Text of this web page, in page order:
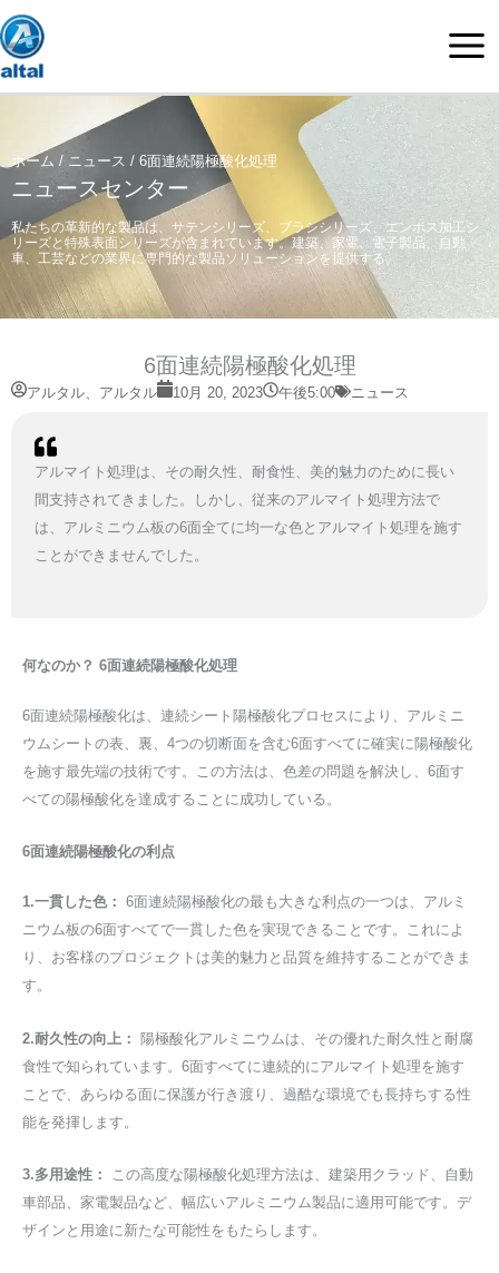
内
容
を
ス
ホーム / ニュース / 6面連続陽極酸化処理
ニュースセンター
私たちの革新的な製品は、サテンシリーズ、ブラシシリーズ、エンボス加工シ
リーズと特殊表面シリーズが含まれています。建築、家電、電子製品、自動
車、工芸などの業界に専門的な製品ソリューションを提供する。
6面連続陽極酸化処理
アルタル、アルタル 10月 20, 2023 午後5:00 ニュース
アルマイト処理は、その耐久性、耐食性、美的魅力のために長い
間支持されてきました。しかし、従来のアルマイト処理方法で
は、アルミニウム板の6面全てに均一な色とアルマイト処理を施す
ことができませんでした。
何なのか？ 6面連続陽極酸化処理
6面連続陽極酸化は、連続シート陽極酸化プロセスにより、アルミニ
ウムシートの表、裏、4つの切断面を含む6面すべてに確実に陽極酸化
を施す最先端の技術です。この方法は、色差の問題を解決し、6面す
べての陽極酸化を達成することに成功している。
6面連続陽極酸化の利点
1.一貫した色： 6面連続陽極酸化の最も大きな利点の一つは、アルミ
ニウム板の6面すべてで一貫した色を実現できることです。これによ
り、お客様のプロジェクトは美的魅力と品質を維持することができま
す。
2.耐久性の向上： 陽極酸化アルミニウムは、その優れた耐久性と耐腐
食性で知られています。6面すべてに連続的にアルマイト処理を施す
ことで、あらゆる面に保護が行き渡り、過酷な環境でも長持ちする性
能を発揮します。
3.多用途性： この高度な陽極酸化処理方法は、建築用クラッド、自動
車部品、家電製品など、幅広いアルミニウム製品に適用可能です。デ
ザインと用途に新たな可能性をもたらします。